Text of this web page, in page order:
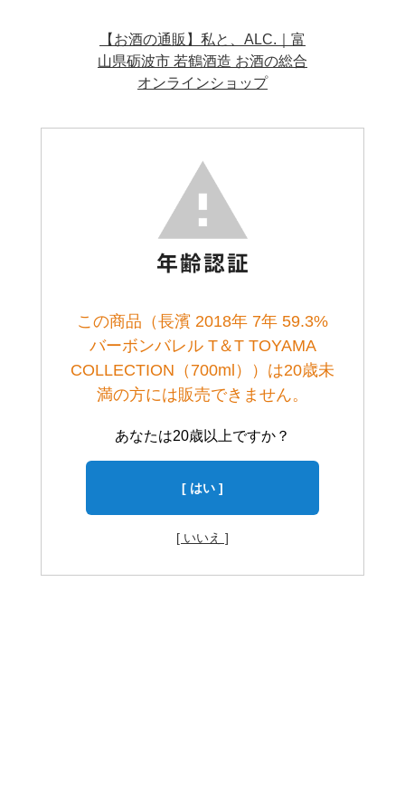
【お酒の通販】私と、ALC.｜富
山県砺波市 若鶴酒造 お酒の総合
オンラインショップ
この商品（長濱 2018年 7年 59.3%
バーボンバレル T＆T TOYAMA
COLLECTION（700ml））は20歳未
満の方には販売できません。
あなたは20歳以上ですか？
[ はい ]
[ いいえ ]